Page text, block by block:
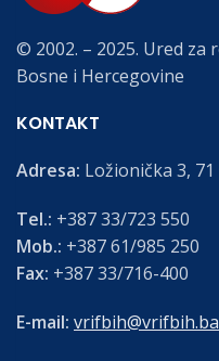
© 2002. – 2025. Ured za
Bosne i Hercegovine
KONTAKT
Adresa: Ložionička 3,
Tel.: +387 33/723 550
Mob.: +387 61/985 250
Fax: +387 33/716-400
E-mail: vrifbih@vrifbih.ba